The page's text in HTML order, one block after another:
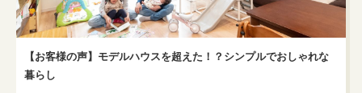
【お客様の声】モデルハウスを超えた！？シンプルでおしゃれな
暮らし